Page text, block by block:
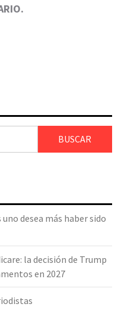
BUSCAR
desea más haber sido
la decisión de Trump
en 2027